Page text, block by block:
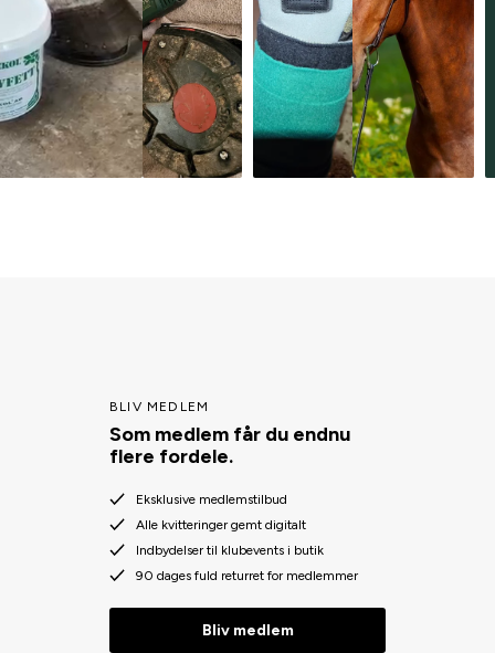
BLIV MEDLEM
Som medlem får du endnu
flere fordele.
Eksklusive medlemstilbud
Alle kvitteringer gemt digitalt
Indbydelser til klubevents i butik
90 dages fuld returret for medlemmer
Bliv medlem